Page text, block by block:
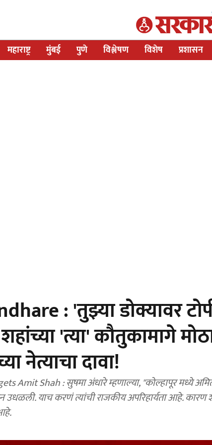
महाराष्ट्र मुंबई पुणे विश्लेषण विशेष प्रशासन
: 'तुझ्या डोक्यावर
'त्या' कौतुकामागे
नेत्याचा दावा!
Amit Shah : सुषमा अंधारे म्हणाल्या, "कोल्हापूर मध्ये
याच करणं त्यांची राजकीय अपरिहार्यता आहे. कारण शहांना पंतप्रधान पदावर